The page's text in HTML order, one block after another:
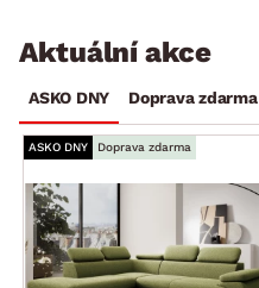
Aktuální akce
ASKO DNY Doprava zdarma
ASKO DNY Doprava zdarma